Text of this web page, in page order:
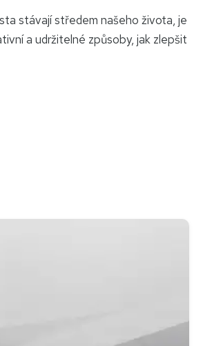
stávají středem našeho života, je
a udržitelné způsoby, jak zlepšit